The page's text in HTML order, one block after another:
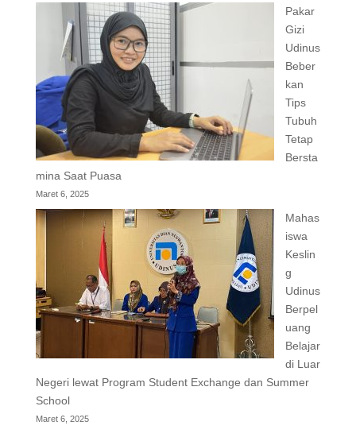
Pakar
Gizi
Udinus
Beber
kan
Tips
Tubuh
Tetap
Bersta
mina Saat Puasa
Maret 6, 2025
Mahas
iswa
Keslin
g
Udinus
Berpel
uang
Belajar
di Luar
Negeri lewat Program Student Exchange dan Summer
School
Maret 6, 2025